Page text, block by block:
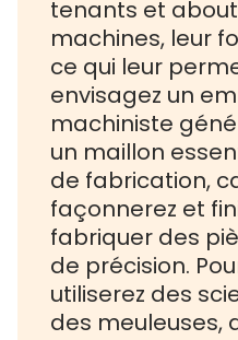
tenants et
machines, leur
ce qui leur
envisagez un
machiniste
un maillon
de fabrication,
façonnerez et
fabriquer des
de précision.
utiliserez des
des meuleuses,